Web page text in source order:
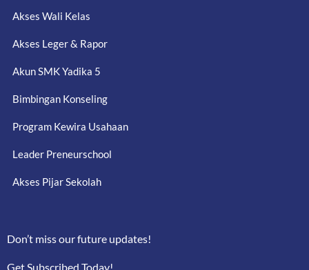
Akses Wali Kelas
Akses Leger & Rapor
Akun SMK Yadika 5
Bimbingan Konseling
Program Kewira Usahaan
Leader Preneurschool
Akses Pijar Sekolah
Don’t miss our future updates!
Get Subscribed Today!